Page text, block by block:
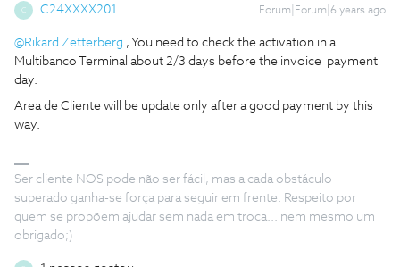
C C24XXXX201 Forum|Forum|6 years ago
@Rikard Zetterberg , You need to check the activation in a
Multibanco Terminal about 2/3 days before the invoice payment
day.
Area de Cliente will be update only after a good payment by this
way.
Ser cliente NOS pode não ser fácil, mas a cada obstáculo
superado ganha-se força para seguir em frente. Respeito por
quem se propõem ajudar sem nada em troca... nem mesmo um
obrigado;)